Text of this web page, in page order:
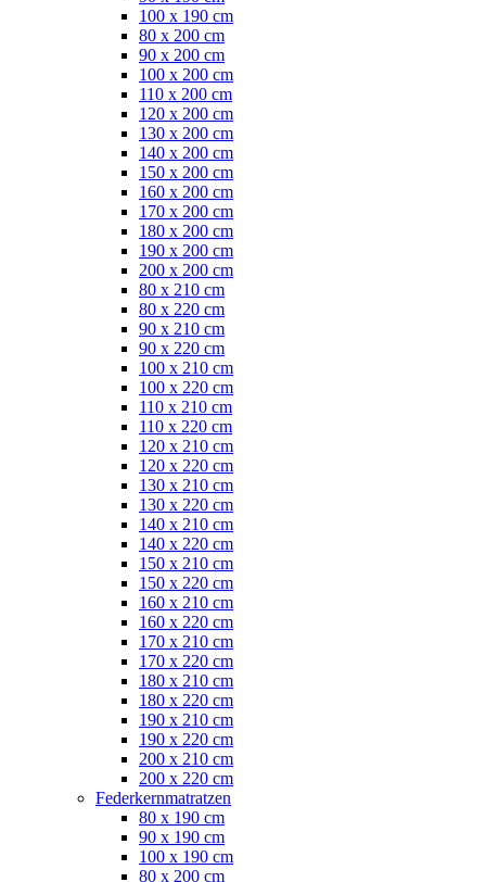
100 x 190 cm
80 x 200 cm
90 x 200 cm
100 x 200 cm
110 x 200 cm
120 x 200 cm
130 x 200 cm
140 x 200 cm
150 x 200 cm
160 x 200 cm
170 x 200 cm
180 x 200 cm
190 x 200 cm
200 x 200 cm
80 x 210 cm
80 x 220 cm
90 x 210 cm
90 x 220 cm
100 x 210 cm
100 x 220 cm
110 x 210 cm
110 x 220 cm
120 x 210 cm
120 x 220 cm
130 x 210 cm
130 x 220 cm
140 x 210 cm
140 x 220 cm
150 x 210 cm
150 x 220 cm
160 x 210 cm
160 x 220 cm
170 x 210 cm
170 x 220 cm
180 x 210 cm
180 x 220 cm
190 x 210 cm
190 x 220 cm
200 x 210 cm
200 x 220 cm
Federkernmatratzen
80 x 190 cm
90 x 190 cm
100 x 190 cm
80 x 200 cm